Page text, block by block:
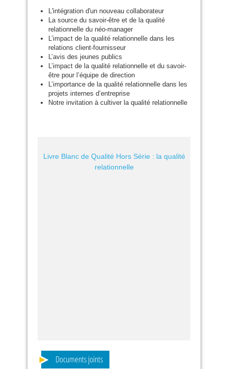
L'intégration d'un nouveau collaborateur
La source du savoir-être et de la qualité
relationnelle du néo-manager
L’impact de la qualité relationnelle dans les
relations client-fournisseur
L’avis des jeunes publics
L’impact de la qualité relationnelle et du savoir-
être pour l’équipe de direction
L’importance de la qualité relationnelle dans les
projets internes d’entreprise
Notre invitation à cultiver la qualité relationnelle
Livre Blanc de Qualité Hors Série : la qualité
relationnelle
Documents joints